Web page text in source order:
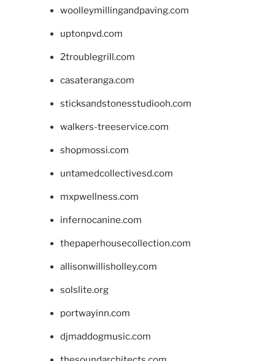
woolleymillingandpaving.com
uptonpvd.com
2troublegrill.com
casateranga.com
sticksandstonesstudiooh.com
walkers-treeservice.com
shopmossi.com
untamedcollectivesd.com
mxpwellness.com
infernocanine.com
thepaperhousecollection.com
allisonwillisholley.com
solslite.org
portwayinn.com
djmaddogmusic.com